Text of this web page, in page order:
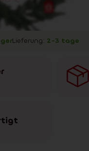
Lieferung: 2-3 tage